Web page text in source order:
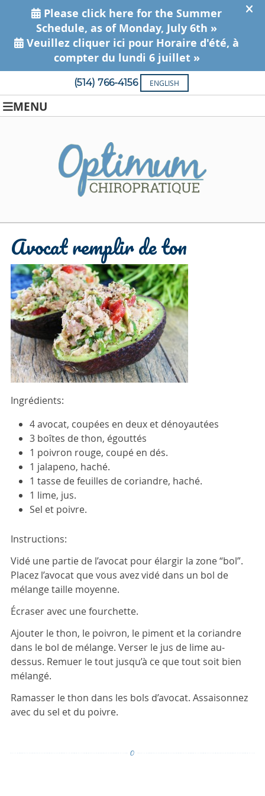
(514) 766-4156 ENGLISH
MENU
Avocat remplir de ton
Ingrédients:
4 avocat, coupées en deux et dénoyautées
3 boîtes de thon, égouttés
1 poivron rouge, coupé en dés.
1 jalapeno, haché.
1 tasse de feuilles de coriandre, haché.
1 lime, jus.
Sel et poivre.
Instructions:
Vidé une partie de l’avocat pour élargir la zone “bol”.
Placez l’avocat que vous avez vidé dans un bol de
mélange taille moyenne.
Écraser avec une fourchette.
Ajouter le thon, le poivron, le piment et la coriandre
dans le bol de mélange. Verser le jus de lime au-
dessus. Remuer le tout jusqu’à ce que tout soit bien
mélangé.
Ramasser le thon dans les bols d’avocat. Assaisonnez
avec du sel et du poivre.